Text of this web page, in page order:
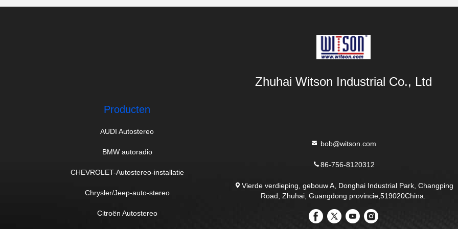
Zhuhai Witson Industrial Co., Ltd
Producten
AUDI Autostereo
BMW autoradio
CHEVROLET-Autostereo-installatie
Chrysler/Jeep-auto-stereo
Citroën Autostereo
bob@witson.com
86-756-8120312
Vierde verdieping, gebouw A, Donghai Industrial Park, Changping
Road, Zhuhai, Guangdong provincie,519020China.